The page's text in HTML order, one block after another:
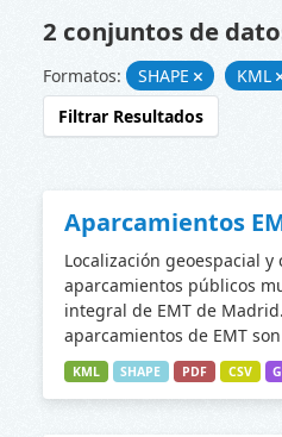
2 conjuntos de
Formatos: SHAPE KML
Filtrar Resultados
Aparcamientos
Localización geoespacial
aparcamientos públicos
integral de EMT de
aparcamientos de EMT
KML SHAPE PDF CSV